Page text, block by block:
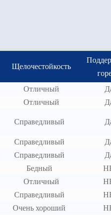
Щелочестойкость
Отличный
Отличный
Справедливый
Справедливый
Справедливый
Бедный
Отличный
Справедливый
Очень хороший